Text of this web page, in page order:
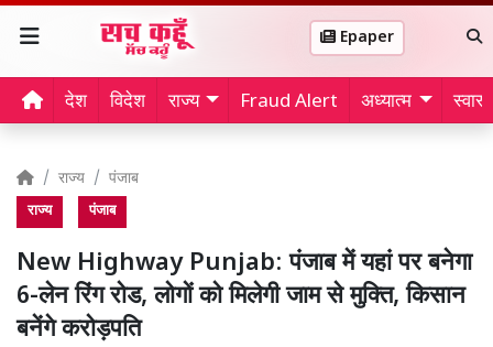
Epaper
देश विदेश राज्य Fraud Alert अध्यात्म
राज्य पंजाब
राज्य पंजाब
New Highway Punjab: पंजाब में यहां पर बनेगा
6-लेन रिंग रोड, लोगों को मिलेगी जाम से मुक्ति, किसान
बनेंगे करोड़पति